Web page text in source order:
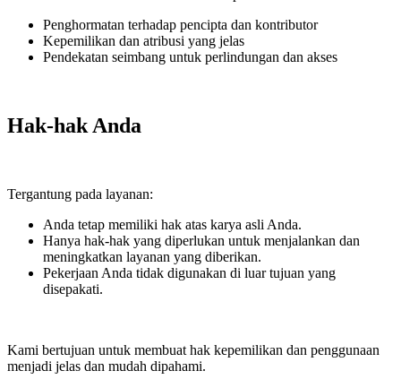
Penghormatan terhadap pencipta dan kontributor
Kepemilikan dan atribusi yang jelas
Pendekatan seimbang untuk perlindungan dan akses
Hak-hak Anda
Tergantung pada layanan:
Anda tetap memiliki hak atas karya asli Anda.
Hanya hak-hak yang diperlukan untuk menjalankan dan
meningkatkan layanan yang diberikan.
Pekerjaan Anda tidak digunakan di luar tujuan yang
disepakati.
Kami bertujuan untuk membuat hak kepemilikan dan penggunaan
menjadi jelas dan mudah dipahami.